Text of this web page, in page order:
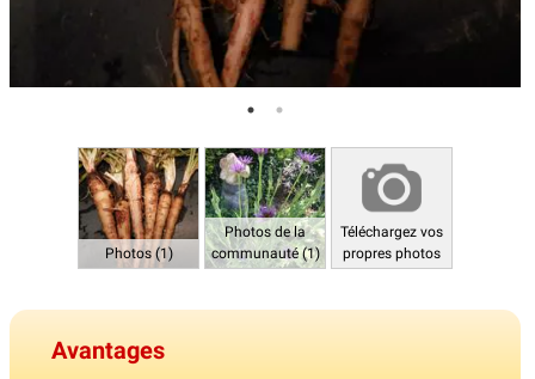
Photos (1)
Photos de la
communauté (1)
Téléchargez vos
propres photos
Avantages